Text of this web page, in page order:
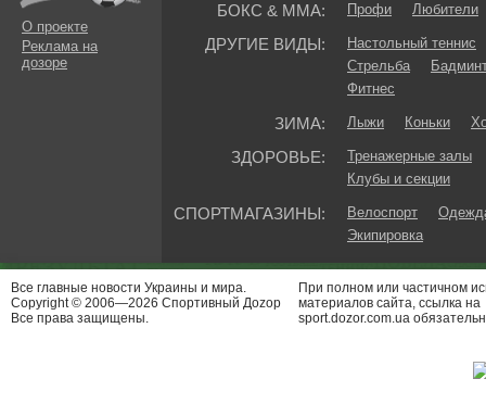
О проекте
Реклама на
дозоре
БОКС & ММА: Профи Любители
ДРУГИЕ ВИДЫ:
Настольный теннис
Стрельба
Фитнес
ЗИМА: Лыжи Коньки
ЗДОРОВЬЕ:
Тренажерные залы
Клубы и секции
СПОРТМАГАЗИНЫ: Велоспорт
Экипировка
Все главные новости Украины и мира.
Copyright © 2006—2026 Спортивный Доzор
Все права защищены.
При полном или частичном
материалов сайта, ссылка на
sport.dozor.com.ua